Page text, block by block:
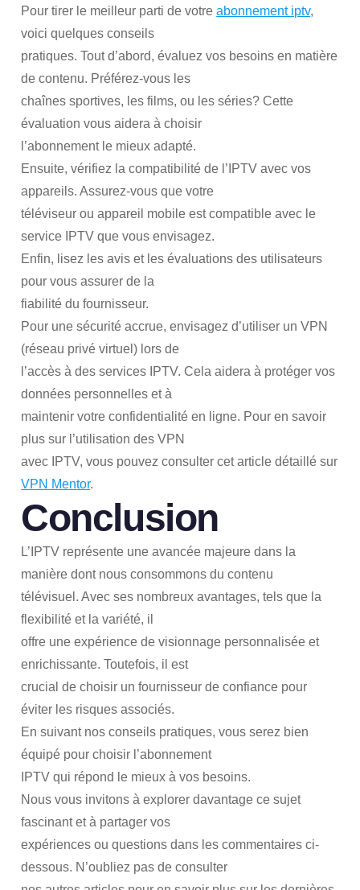
Pour tirer le meilleur parti de votreabonnement iptv,
voici quelques conseils
pratiques. Tout d’abord, évaluez vos besoins en matière
de contenu. Préférez-vous les
chaînes sportives, les films, ou les séries? Cette
évaluation vous aidera à choisir
l’abonnement le mieux adapté.
Ensuite, vérifiez la compatibilité de l’IPTV avec vos
appareils. Assurez-vous que votre
téléviseur ou appareil mobile est compatible avec le
service IPTV que vous envisagez.
Enfin, lisez les avis et les évaluations des utilisateurs
pour vous assurer de la
fiabilité du fournisseur.
Pour une sécurité accrue, envisagez d’utiliser un VPN
(réseau privé virtuel) lors de
l’accès à des services IPTV. Cela aidera à protéger vos
données personnelles et à
maintenir votre confidentialité en ligne. Pour en savoir
plus sur l’utilisation des VPN
avec IPTV, vous pouvez consulter cet article détaillé sur
VPN Mentor.
Conclusion
L’IPTV représente une avancée majeure dans la
manière dont nous consommons du contenu
télévisuel. Avec ses nombreux avantages, tels que la
flexibilité et la variété, il
offre une expérience de visionnage personnalisée et
enrichissante. Toutefois, il est
crucial de choisir un fournisseur de confiance pour
éviter les risques associés.
En suivant nos conseils pratiques, vous serez bien
équipé pour choisir l’abonnement
IPTV qui répond le mieux à vos besoins.
Nous vous invitons à explorer davantage ce sujet
fascinant et à partager vos
expériences ou questions dans les commentaires ci-
dessous. N’oubliez pas de consulter